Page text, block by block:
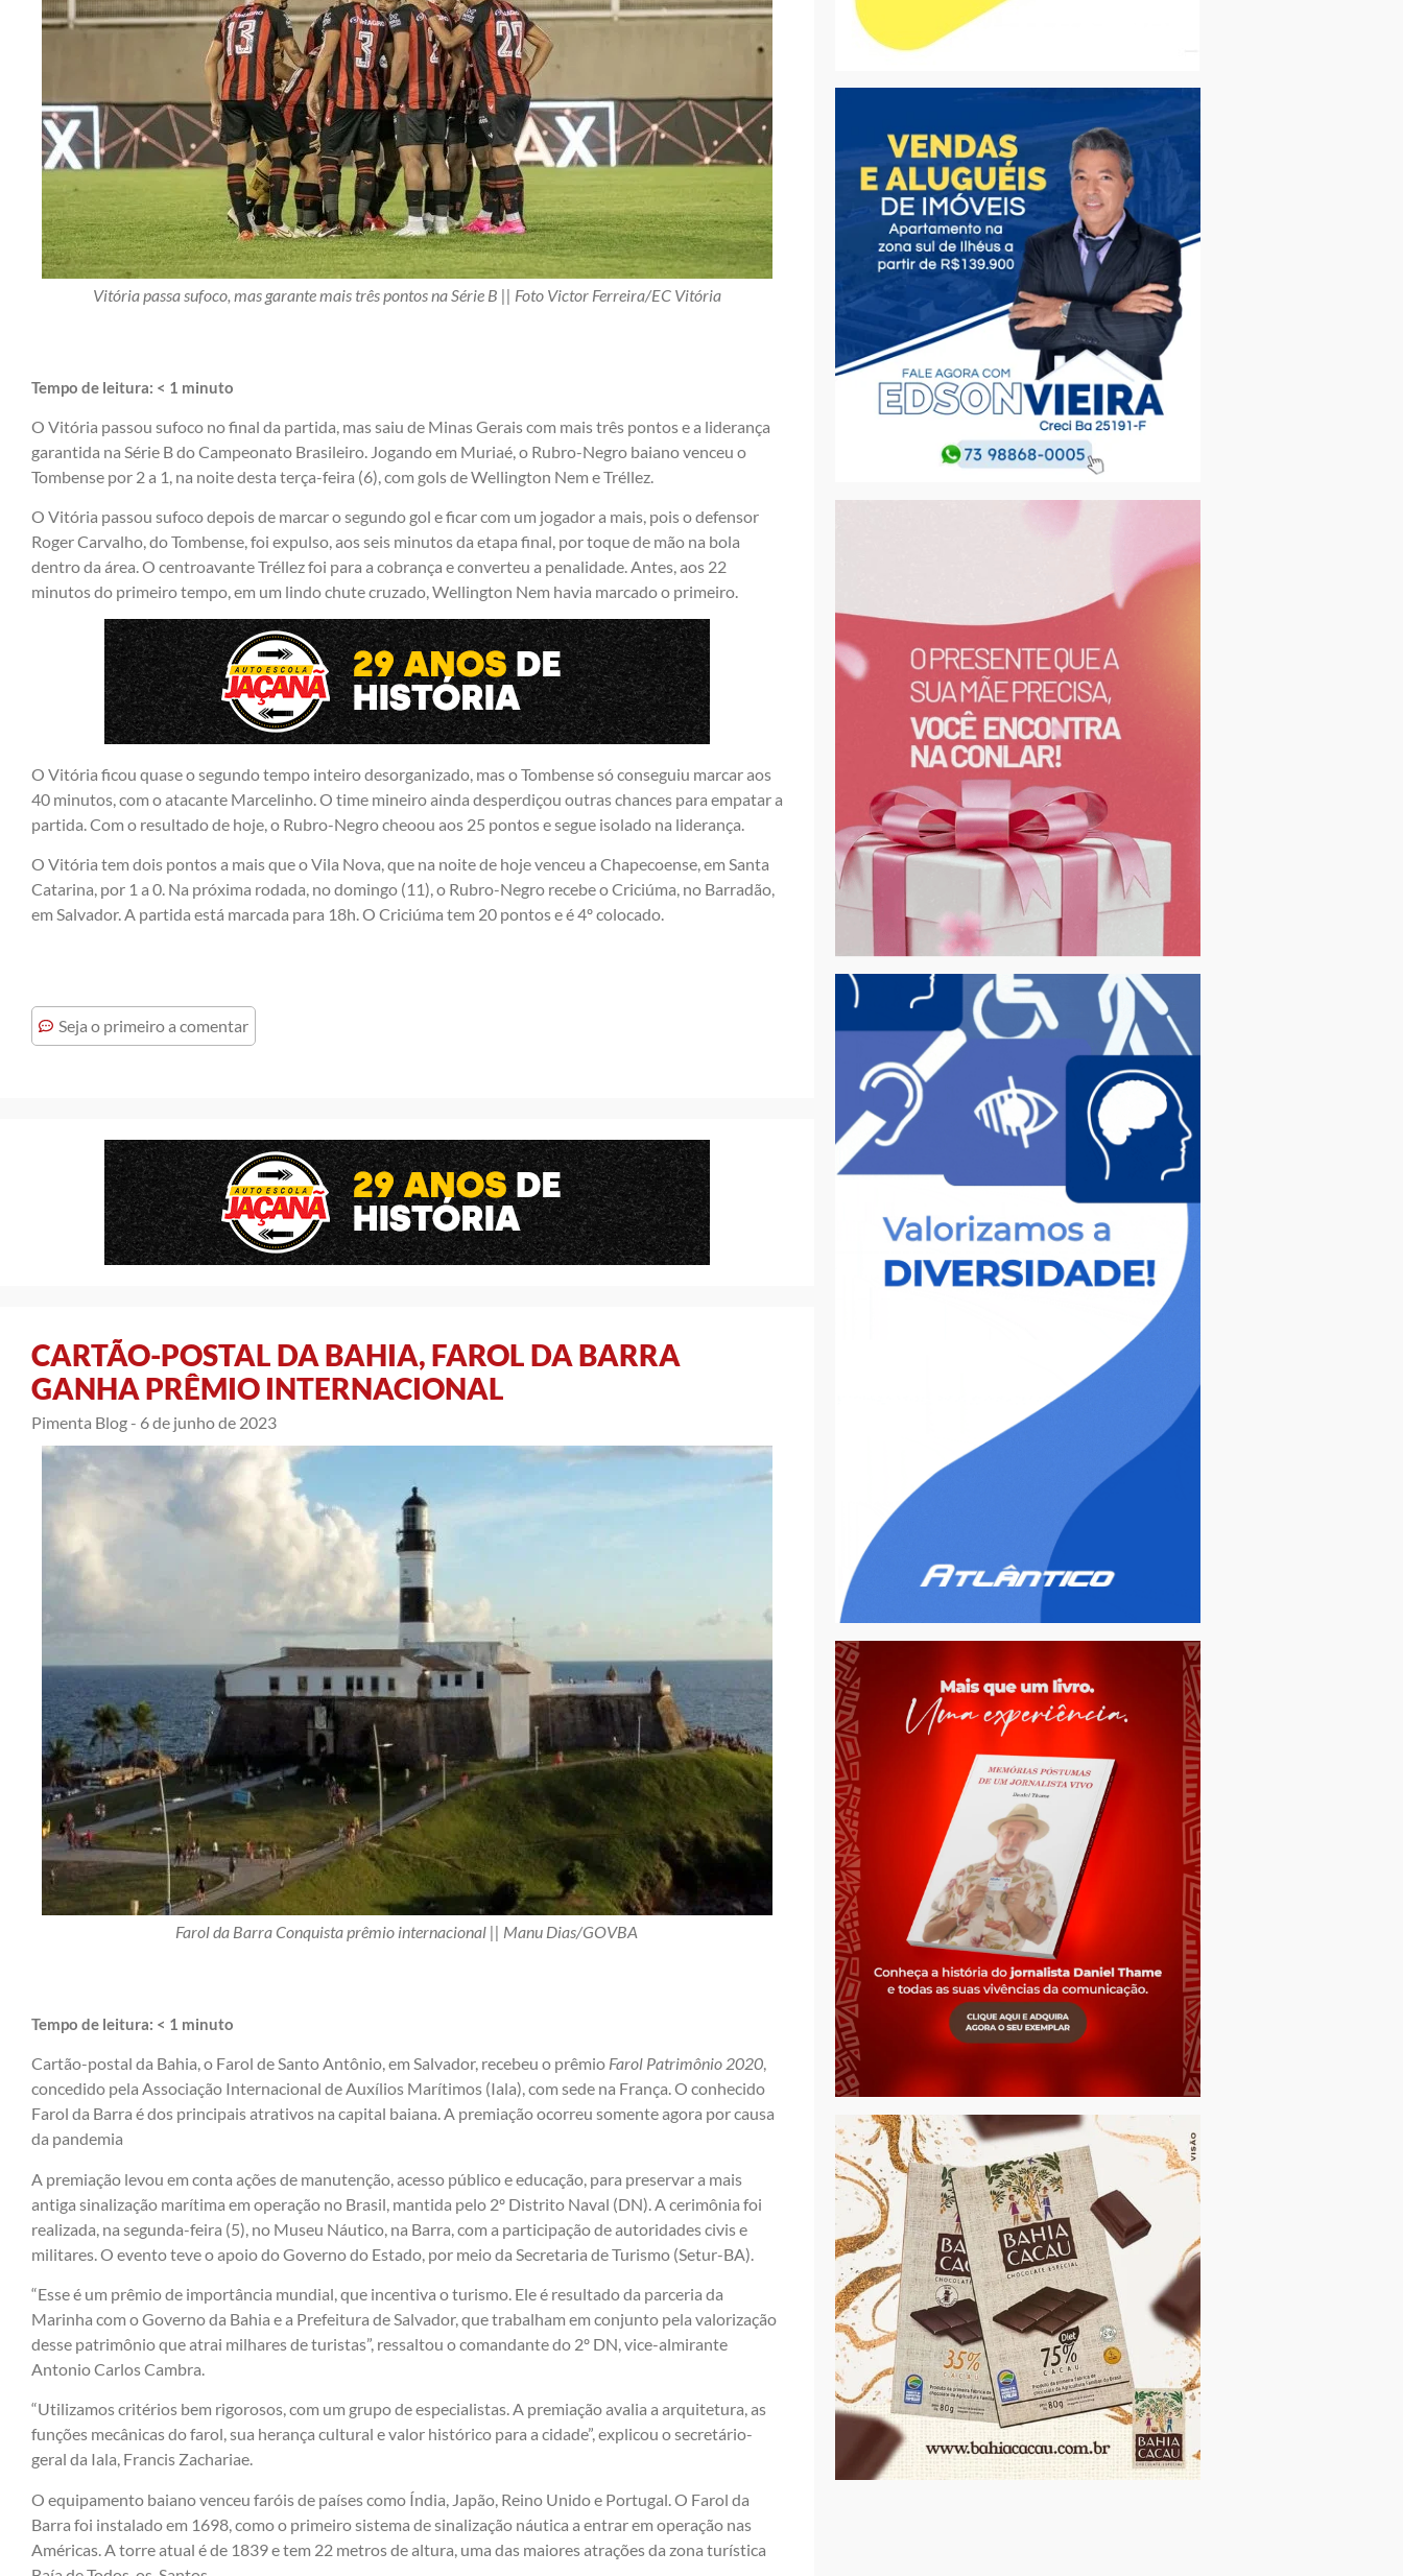
Vitória passa sufoco, mas garante mais três pontos na Série B || Foto Victor Ferreira/EC Vitória
Tempo de leitura: < 1 minuto
O Vitória passou sufoco no final da partida, mas saiu de Minas Gerais com mais três pontos e a liderança
garantida na Série B do Campeonato Brasileiro. Jogando em Muriaé, o Rubro-Negro baiano venceu o
Tombense por 2 a 1, na noite desta terça-feira (6), com gols de Wellington Nem e Tréllez.
O Vitória passou sufoco depois de marcar o segundo gol e ficar com um jogador a mais, pois o defensor
Roger Carvalho, do Tombense, foi expulso, aos seis minutos da etapa final, por toque de mão na bola
dentro da área. O centroavante Tréllez foi para a cobrança e converteu a penalidade. Antes, aos 22
minutos do primeiro tempo, em um lindo chute cruzado, Wellington Nem havia marcado o primeiro.
O Vitória ficou quase o segundo tempo inteiro desorganizado, mas o Tombense só conseguiu marcar aos
40 minutos, com o atacante Marcelinho. O time mineiro ainda desperdiçou outras chances para empatar a
partida. Com o resultado de hoje, o Rubro-Negro cheoou aos 25 pontos e segue isolado na liderança.
O Vitória tem dois pontos a mais que o Vila Nova, que na noite de hoje venceu a Chapecoense, em Santa
Catarina, por 1 a 0. Na próxima rodada, no domingo (11), o Rubro-Negro recebe o Criciúma, no Barradão,
em Salvador. A partida está marcada para 18h. O Criciúma tem 20 pontos e é 4º colocado.
Seja o primeiro a comentar
CARTÃO-POSTAL DA BAHIA, FAROL DA BARRA
GANHA PRÊMIO INTERNACIONAL
Pimenta Blog - 6 de junho de 2023
Farol da Barra Conquista prêmio internacional || Manu Dias/GOVBA
Tempo de leitura: < 1 minuto
Cartão-postal da Bahia, o Farol de Santo Antônio, em Salvador, recebeu o prêmio Farol Patrimônio 2020,
concedido pela Associação Internacional de Auxílios Marítimos (Iala), com sede na França. O conhecido
Farol da Barra é dos principais atrativos na capital baiana. A premiação ocorreu somente agora por causa
da pandemia
A premiação levou em conta ações de manutenção, acesso público e educação, para preservar a mais
antiga sinalização marítima em operação no Brasil, mantida pelo 2º Distrito Naval (DN). A cerimônia foi
realizada, na segunda-feira (5), no Museu Náutico, na Barra, com a participação de autoridades civis e
militares. O evento teve o apoio do Governo do Estado, por meio da Secretaria de Turismo (Setur-BA).
“Esse é um prêmio de importância mundial, que incentiva o turismo. Ele é resultado da parceria da
Marinha com o Governo da Bahia e a Prefeitura de Salvador, que trabalham em conjunto pela valorização
desse patrimônio que atrai milhares de turistas”, ressaltou o comandante do 2º DN, vice-almirante
Antonio Carlos Cambra.
“Utilizamos critérios bem rigorosos, com um grupo de especialistas. A premiação avalia a arquitetura, as
funções mecânicas do farol, sua herança cultural e valor histórico para a cidade”, explicou o secretário-
geral da Iala, Francis Zachariae.
O equipamento baiano venceu faróis de países como Índia, Japão, Reino Unido e Portugal. O Farol da
Barra foi instalado em 1698, como o primeiro sistema de sinalização náutica a entrar em operação nas
Américas. A torre atual é de 1839 e tem 22 metros de altura, uma das maiores atrações da zona turística